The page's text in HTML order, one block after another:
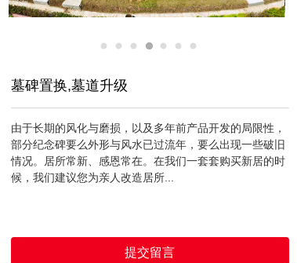
墓碑置换,墓道升级
由于长期的风化与磨损，以及多年前产品开发的局限性，
部分纪念碑要么外形与风水已过流年，要么出现一些破旧
情况。居所常新、感恩常在。在我们一套套购买新居的时
候，我们建议您为亲人改造居所...
提交留言